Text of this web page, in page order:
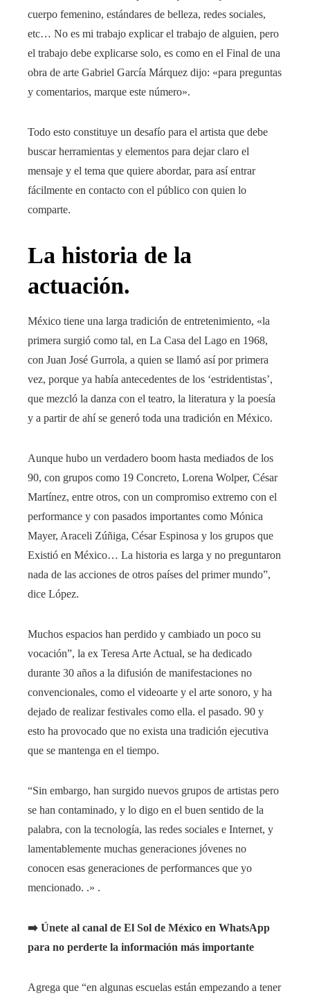
cuerpo femenino, estándares de belleza, redes sociales,
etc… No es mi trabajo explicar el trabajo de alguien, pero
el trabajo debe explicarse solo, es como en el Final de una
obra de arte Gabriel García Márquez dijo: «para preguntas
y comentarios, marque este número».
Todo esto constituye un desafío para el artista que debe
buscar herramientas y elementos para dejar claro el
mensaje y el tema que quiere abordar, para así entrar
fácilmente en contacto con el público con quien lo
comparte.
La historia de la
actuación.
México tiene una larga tradición de entretenimiento, «la
primera surgió como tal, en La Casa del Lago en 1968,
con Juan José Gurrola, a quien se llamó así por primera
vez, porque ya había antecedentes de los ‘estridentistas’,
que mezcló la danza con el teatro, la literatura y la poesía
y a partir de ahí se generó toda una tradición en México.
Aunque hubo un verdadero boom hasta mediados de los
90, con grupos como 19 Concreto, Lorena Wolper, César
Martínez, entre otros, con un compromiso extremo con el
performance y con pasados ​​importantes como Mónica
Mayer, Araceli Zúñiga, César Espinosa y los grupos que
Existió en México… La historia es larga y no preguntaron
nada de las acciones de otros países del primer mundo”,
dice López.
Muchos espacios han perdido y cambiado un poco su
vocación”, la ex Teresa Arte Actual, se ha dedicado
durante 30 años a la difusión de manifestaciones no
convencionales, como el videoarte y el arte sonoro, y ha
dejado de realizar festivales como ella. el pasado. 90 y
esto ha provocado que no exista una tradición ejecutiva
que se mantenga en el tiempo.
“Sin embargo, han surgido nuevos grupos de artistas pero
se han contaminado, y lo digo en el buen sentido de la
palabra, con la tecnología, las redes sociales e Internet, y
lamentablemente muchas generaciones jóvenes no
conocen esas generaciones de performances que yo
mencionado. .» .
➡️ Únete al canal de El Sol de México en WhatsApp
para no perderte la información más importante
Agrega que “en algunas escuelas están empezando a tener